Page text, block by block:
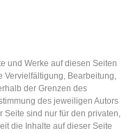
und Werke auf diesen Seiten
Vervielfältigung, Bearbeitung,
der Grenzen des
des jeweiligen Autors
Seite sind nur für den privaten,
die Inhalte auf dieser Seite